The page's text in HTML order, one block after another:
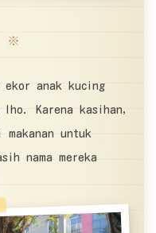
ekor anak kucing
Karena kasihan,
untuk
nama mereka